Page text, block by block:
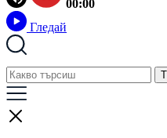
00:00
Гледай